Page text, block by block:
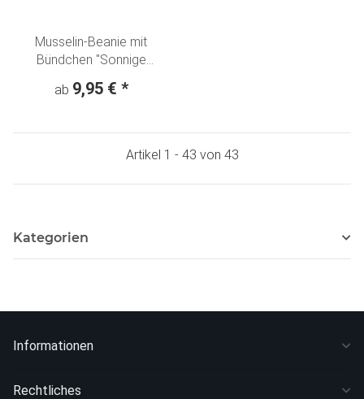
Musselin-Beanie mit
Bündchen "Sonnige
ab 9,95 € *
Artikel 1 - 43 von 43
Kategorien
Informationen
Rechtliches